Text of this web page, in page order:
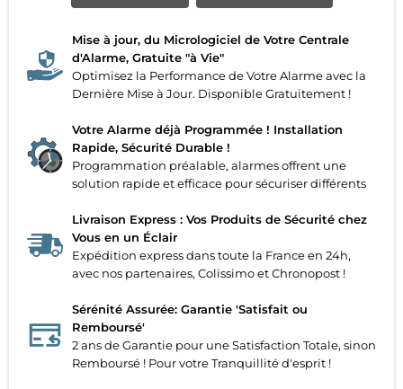
Mise à jour, du Micrologiciel de Votre Centrale
d'Alarme, Gratuite "à Vie"
Optimisez la Performance de Votre Alarme avec la
Dernière Mise à Jour. Disponible Gratuitement !
Votre Alarme déjà Programmée ! Installation
Rapide, Sécurité Durable !
Programmation préalable, alarmes offrent une
solution rapide et efficace pour sécuriser différents
Livraison Express : Vos Produits de Sécurité chez
Vous en un Éclair
Expédition express dans toute la France en 24h,
avec nos partenaires, Colissimo et Chronopost !
Sérénité Assurée: Garantie 'Satisfait ou
Remboursé'
2 ans de Garantie pour une Satisfaction Totale, sinon
Remboursé ! Pour votre Tranquillité d'esprit !